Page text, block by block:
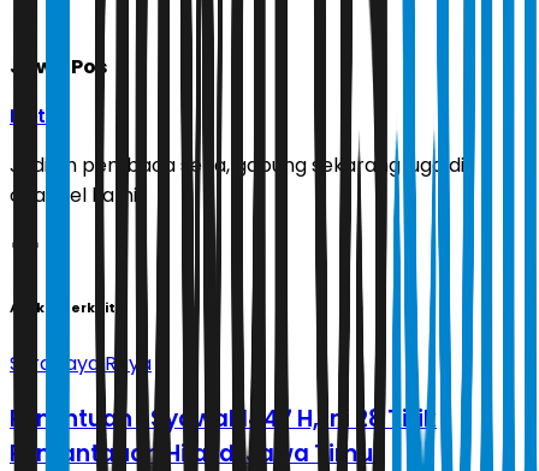
Jawa Pos
Ikuti
Jadilah pembaca setia, gabung sekarang juga di
channel kami!
Artikel Terkait
Surabaya Raya
Penentuan 1 Syawal 1447 H, Ini 28 Titik
Pemantauan Hilal di Jawa Timur